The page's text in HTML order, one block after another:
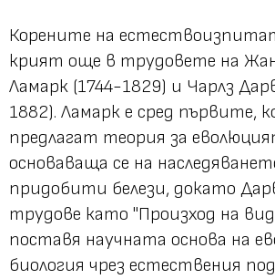
Корените на
крият още в трудовете на
Ламарк (1744-1829) и Чарлз
1882). Ламарк е сред първите,
предлагат теория за
основаваща се на
придобити белези, докато
трудове като "Произход на
поставя научната основа на
биология чрез естествения